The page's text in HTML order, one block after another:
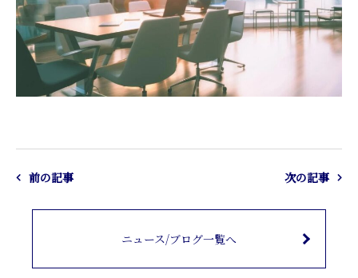
前の記事 次の記事
ニュース/ブログ一覧へ